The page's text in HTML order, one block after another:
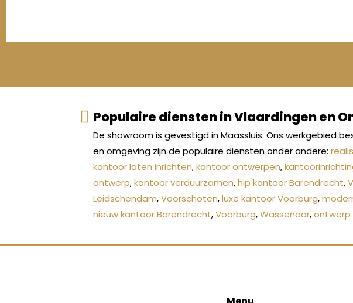
Populaire diensten in Vlaardingen en
De showroom is gevestigd in Maassluis. Ons werkgebied
en omgeving zijn de populaire diensten onder andere:
kantoor laten inrichten,kantoor ontwerpen,
ontwerp,kantoor verduurzamen,hip kantoor Barendrecht,
Leidschendam,Voorschoten,luxe kantoor Voorburg,
nieuw kantoor Barendrecht,Voorburg,Wassenaar,ontwerp